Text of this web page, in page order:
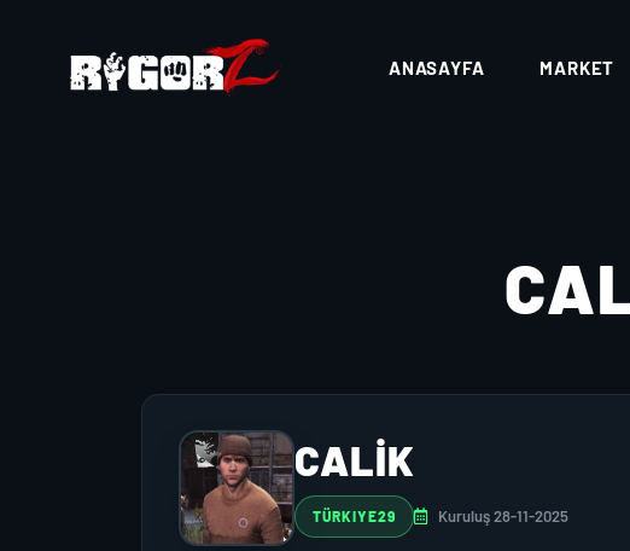
ANASAYFA MARKET
CALİK
TÜRKIYE29 Kuruluş 28-11-2025